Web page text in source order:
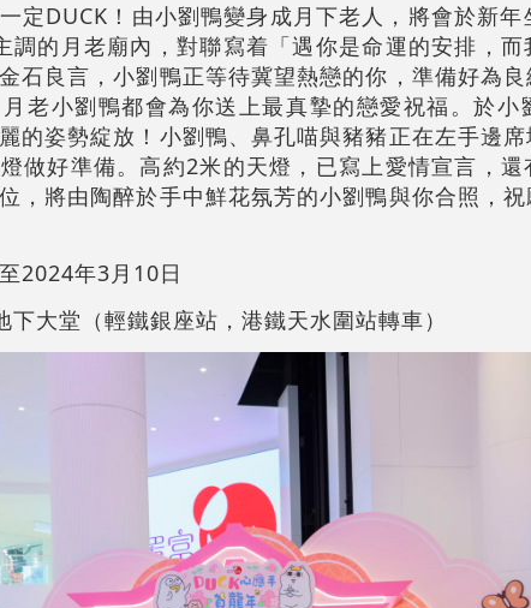
定DUCK！由小劉鴨變身成月下老人，將會於新
調的月老廟內，對聯寫着「遇你是命運的安排，而
石良言，小劉鴨正等待冀望熱戀的你，準備好為
老小劉鴨都會為你送上最真摯的戀愛祝福。於小
的姿勢綻放！小劉鴨、鼻孔喵與豬豬正在左手邊
做好準備。高約2米的天燈，已寫上愛情宣言，
，將由陶醉於手中鮮花氛芳的小劉鴨與你合照，
2024年3月10日
大堂（輕鐵銀座站，港鐵天水圍站轉車）